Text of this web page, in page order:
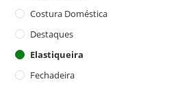
Costura Doméstica
Destaques
Elastiqueira
Fechadeira